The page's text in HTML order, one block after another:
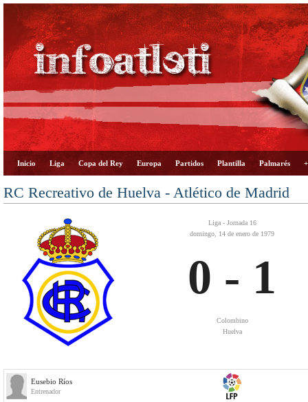
Inicio Liga Copa del Rey Europa Partidos Plantilla Palmarés
RC Recreativo de Huelva - Atlético de Madrid
Liga - Jornada 16
domingo, 14 de enero de 1979
0 - 1
Colombino
Huelva
Eusebio Ríos
Entrenador